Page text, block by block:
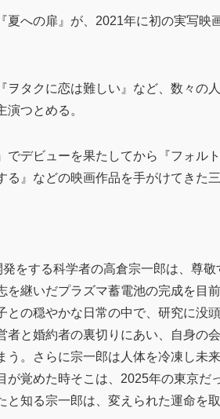
夏への扉』が、2021年に初の実写映
ヲタクに恋は難しい』など、数々の
つとめる。
でデビューを果たしてから『フォル
る』などの映画作品を手がけてきた
をする科学者の高倉宗一郎は、尊敬
を継いだプラズマ蓄電池の完成を目
との穏やかな日常の中で、研究に没
者と婚約者の裏切りにあい、自身の
う。さらに宗一郎は人体を冷凍し未
が覚めた時そこは、2025年の東京だ
と知る宗一郎は、変えられた運命を